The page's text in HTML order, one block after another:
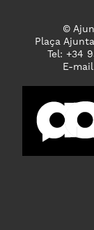
©
Plaça
Tel: +34
E-